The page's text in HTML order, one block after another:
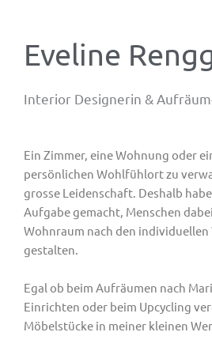
Eveline
Interior Designerin &
Ein Zimmer, eine Wohnung oder
persönlichen Wohlfühlort zu
grosse Leidenschaft. Deshalb
Aufgabe gemacht, Menschen
Wohnraum nach den individuellen
gestalten.
Egal ob beim Aufräumen nach
Einrichten oder beim Upcycling
Möbelstücke in meiner kleinen